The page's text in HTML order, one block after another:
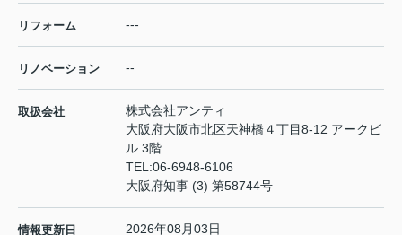
リフォーム ---
リノベーション --
取扱会社
株式会社アンティ
大阪府大阪市北区天神橋４丁目8-12 アークビ
ル 3階
TEL:06-6948-6106
大阪府知事 (3) 第58744号
情報更新日 2026年08月03日